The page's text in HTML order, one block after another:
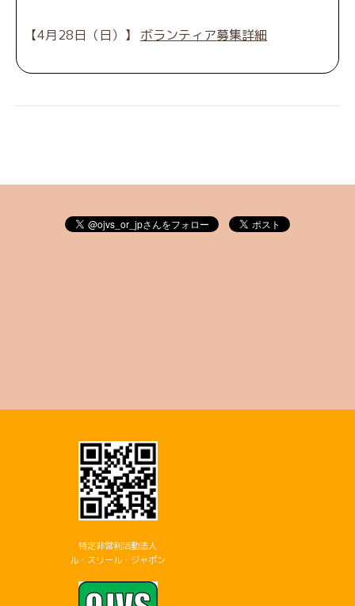
【4月28日（日）】 ボランティア募集詳細
特定非営利活動法人
ル・スリール・ジャポン